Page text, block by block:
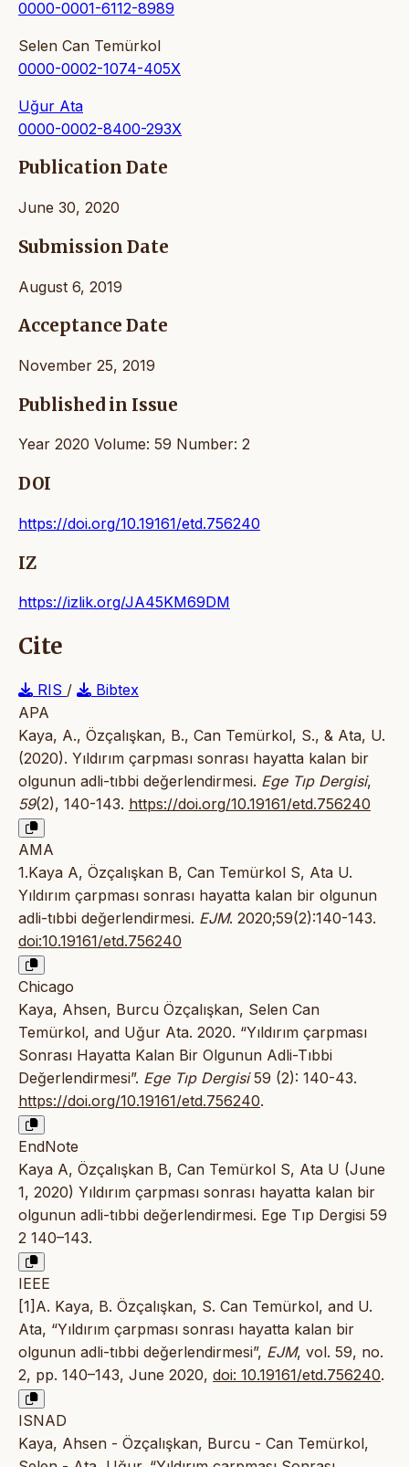
0000-0001-6112-8989
Selen Can Temürkol
0000-0002-1074-405X
Uğur Ata
0000-0002-8400-293X
Publication Date
June 30, 2020
Submission Date
August 6, 2019
Acceptance Date
November 25, 2019
Published in Issue
Year 2020 Volume: 59 Number: 2
DOI
https://doi.org/10.19161/etd.756240
IZ
https://izlik.org/JA45KM69DM
Cite
RIS /
Bibtex
APA
Kaya, A., Özçalışkan, B., Can Temürkol, S., & Ata, U.
(2020). Yıldırım çarpması sonrası hayatta kalan bir
olgunun adli-tıbbi değerlendirmesi. Ege Tıp Dergisi,
59(2), 140-143. https://doi.org/10.19161/etd.756240
AMA
1.Kaya A, Özçalışkan B, Can Temürkol S, Ata U.
Yıldırım çarpması sonrası hayatta kalan bir olgunun
adli-tıbbi değerlendirmesi. EJM. 2020;59(2):140-143.
doi:10.19161/etd.756240
Chicago
Kaya, Ahsen, Burcu Özçalışkan, Selen Can
Temürkol, and Uğur Ata. 2020. “Yıldırım çarpması
Sonrası Hayatta Kalan Bir Olgunun Adli-Tıbbi
Değerlendirmesi”. Ege Tıp Dergisi59 (2): 140-43.
https://doi.org/10.19161/etd.756240.
EndNote
Kaya A, Özçalışkan B, Can Temürkol S, Ata U (June
1, 2020) Yıldırım çarpması sonrası hayatta kalan bir
olgunun adli-tıbbi değerlendirmesi. Ege Tıp Dergisi 59
2 140–143.
IEEE
[1]A. Kaya, B. Özçalışkan, S. Can Temürkol, and U.
Ata, “Yıldırım çarpması sonrası hayatta kalan bir
olgunun adli-tıbbi değerlendirmesi”, EJM, vol. 59, no.
2, pp. 140–143, June 2020, doi: 10.19161/etd.756240.
ISNAD
Kaya, Ahsen - Özçalışkan, Burcu - Can Temürkol,